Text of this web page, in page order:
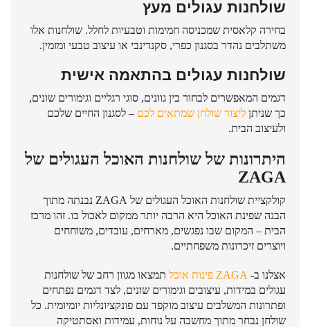
שולחנות עגולים מעץ
בחירה קלאסית שמכניסה חמימות וטבעיות לחלל. שולחנות אלו
משתלבים נהדר בסגנון כפרי, סקנדינבי או עיצוב טבעי ומזמין.
שולחנות עגולים בהתאמה אישית
דגמים המאפשרים לבחור בין גוונים, סוגי רגליים וגימורים שונים,
כך שניתן ליצור שולחן שמתאים לכם – לסגנון החיים שלכם
ולעיצוב הבית.
היתרונות של שולחנות האוכל העגולים של
ZAGA
קולקציית שולחנות האוכל העגולים של ZAGA נבנתה מתוך
הבנה שפינת האוכל היא הרבה יותר ממקום לאכול בו. זהו מרכז
הבית – המקום שבו נפגשים, מארחים, עובדים, משוחחים
ויוצרים זיכרונות משפחתיים.
אצלנו ב- ZAGA פינות אוכל
תמצאו מגוון רחב של שולחנות
עגולים במידות, עיצובים וגימורים שונים, לצד דגמים נפתחים
ופתרונות המשלבים עיצוב מוקפד עם פונקציונליות יומיומית. כל
שולחן נבחר מתוך מחשבה על נוחות, עמידות ואסתטיקה